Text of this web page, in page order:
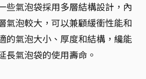
些氣泡袋採用多層結構設計，內
氣泡較大，可以兼顧緩衝性能和
的氣泡大小、厚度和結構，纔能
長氣泡袋的使用壽命。